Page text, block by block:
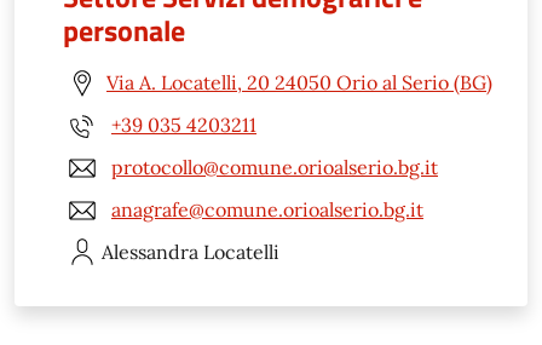
personale
Via A. Locatelli, 20 24050 Orio al Serio (BG)
+39 035 4203211
protocollo@comune.orioalserio.bg.it
anagrafe@comune.orioalserio.bg.it
Alessandra Locatelli